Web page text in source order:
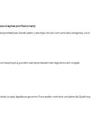
profissionais)
profissionais. Sendo assim, caso haja vínculo com uma das categorias, você
própria, porém sempre devem ter registros em órgão
ou seja, ligadas ao governo. Para poder contratar um plano da Qualicorp,